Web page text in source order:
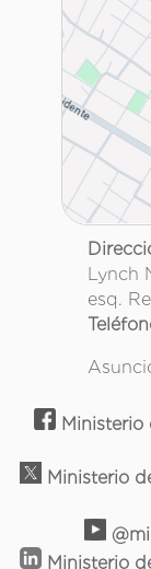
Lynch
esq.
Ministerio
Ministerio
Ministerio